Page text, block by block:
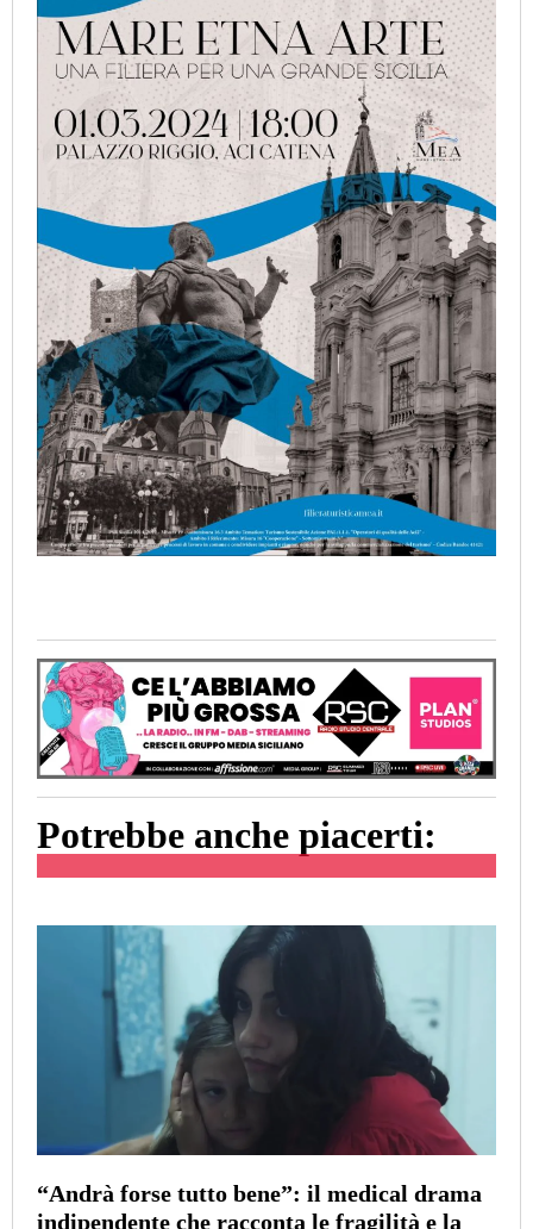
Potrebbe anche piacerti:
“Andrà forse tutto bene”: il medical drama
indipendente che racconta le fragilità e la